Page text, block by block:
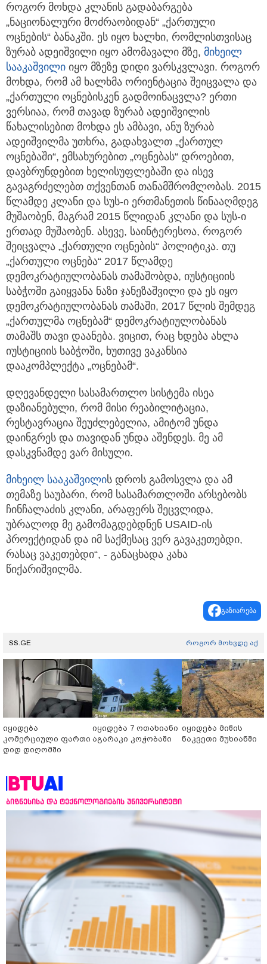
როგორ მოხდა კლანის გადაბარგება
„ნაციონალური მოძრაობიდან“ „ქართული
ოცნების“ ბანაკში. ეს იყო ხალხი, რომლისთვისაც
ზურაბ ადეიშვილი იყო ამომავალი მზე, მიხეილ
სააკაშვილი იყო მზეზე დიდი ვარსკვლავი. როგორ
მოხდა, რომ ამ ხალხმა ორიენტაცია შეიცვალა და
„ქართული ოცნებისკენ გადმოინაცვლა? ერთი
ვერსიაა, რომ თავად ზურაბ ადეიშვილის
წახალისებით მოხდა ეს ამბავი, ანუ ზურაბ
ადეიშვილმა უთხრა, გადახვალთ „ქართულ
ოცნებაში“, ემსახურებით „ოცნებას“ დროებით,
დავბრუნდებით ხელისუფლებაში და ისევ
გავაგრძელებთ თქვენთან თანამშრომლობას. 2015
წლამდე კლანი და სუს-ი ერთმანეთის წინააღმდეგ
მუშაობენ, მაგრამ 2015 წლიდან კლანი და სუს-ი
ერთად მუშაობენ. ასევე, საინტერესოა, როგორ
შეიცვალა „ქართული ოცნების“ პოლიტიკა. თუ
„ქართული ოცნება“ 2017 წლამდე
დემოკრატიულობანას თამაშობდა, იუსტიციის
საბჭოში გაიყვანა ნაზი ჯანეზაშვილი და ეს იყო
დემოკრატიულობანას თამაში, 2017 წლის შემდეგ
„ქართულმა ოცნებამ“ დემოკრატიულობანას
თამაშს თავი დაანება. ვიცით, რაც ხდება ახლა
იუსტიციის საბჭოში, ხუთივე ვაკანსია
დააკომპლექტა „ოცნებამ“.
დღევანდელი სასამართლო სისტემა ისეა
დაზიანებული, რომ მისი რეაბილიტაცია,
რესტავრაცია შეუძლებელია, ამიტომ უნდა
დაინგრეს და თავიდან უნდა აშენდეს. მე ამ
დასკვნამდე ვარ მისული.
მიხეილ სააკაშვილის დროს გამოსვლა და ამ
თემაზე საუბარი, რომ სასამართლოში არსებობს
ჩინჩალაძის კლანი, არაფერს შეცვლიდა,
უბრალოდ მე გამომაგდებდნენ USAID-ის
პროექტიდან და იმ საქმესაც ვერ გავაკეთებდი,
რასაც ვაკეთებდი“, - განაცხადა კახა
წიქარიშვილმა.
გაზიარება
SS.GE როგორ მოხვდე აქ
იყიდება
კომერციული ფართი
დიდ დიღომში
იყიდება 7 ოთახიანი
აგარაკი კოჭობაში
იყიდება მიწის
ნაკვეთი მუხიანში
ბიზნესისა და ტექნოლოგიების უნივერსიტეტი